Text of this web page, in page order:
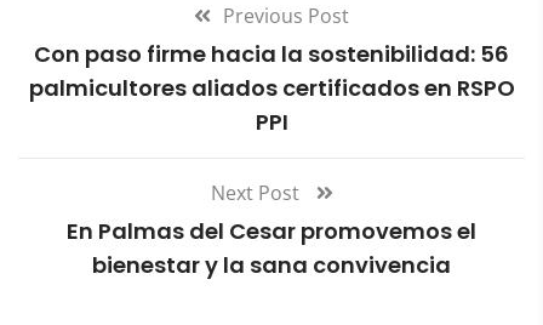
Previous Post
Con paso firme hacia la sostenibilidad: 56
palmicultores aliados certificados en RSPO
PPI
Next Post
En Palmas del Cesar promovemos el
bienestar y la sana convivencia